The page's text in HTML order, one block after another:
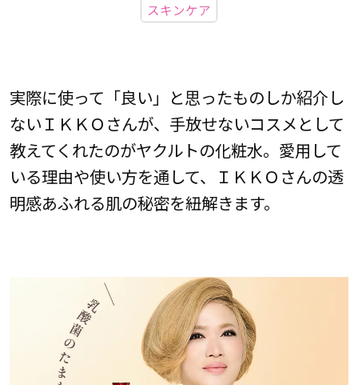
スキンケア
実際に使って「良い」と思ったものしか紹介し
ないＩＫＫＯさんが、手放せないコスメとして
教えてくれたのがヤクルトの化粧水。愛用して
いる理由や使い方を通して、ＩＫＫＯさんの透
明感あふれる肌の秘密を紐解きます。